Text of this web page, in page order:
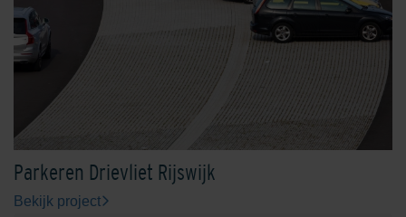
Parkeren Drievliet Rijswijk
Bekijk project